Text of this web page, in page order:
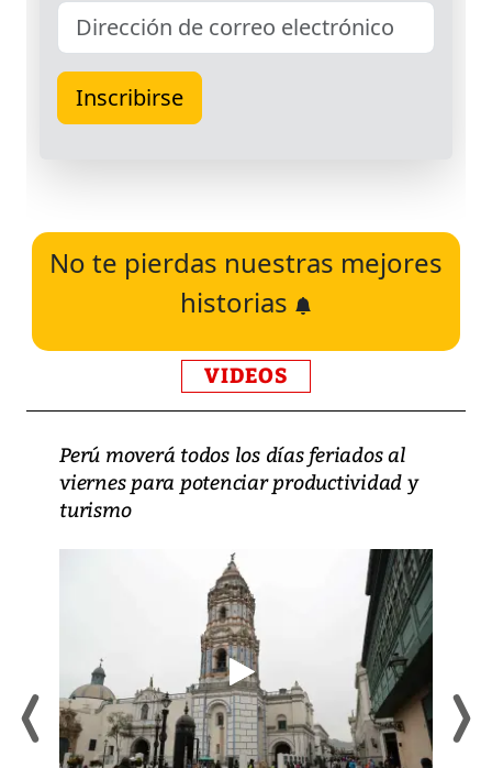
No te pierdas nuestras mejores
historias
VIDEOS
Perú moverá todos los días feriados al
viernes para potenciar productividad y
turismo